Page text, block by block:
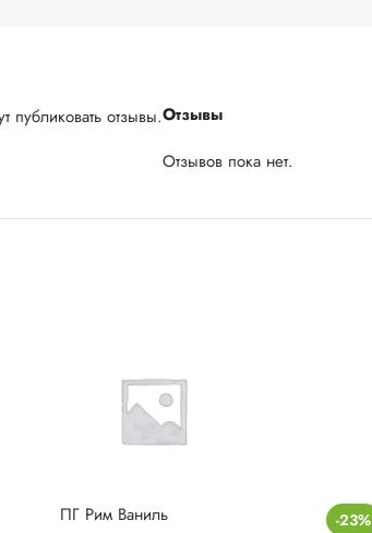
Отзывы
Отзывов пока нет.
публиковать отзывы.
ПГ Рим Ваниль
-23%